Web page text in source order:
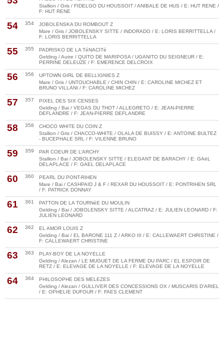
Stallion / Gris / FIDELGO DU HOUSSOIT / ANIBALE DE HUS / E: HUT RENE /
F: HUT RENE
54 354
JOBOLENSKA DU ROMBOUT Z
Mare / Gris / JOBOLENSKY SITTE / INDORADO / E: LORIS BERRITTELLA /
F: LORIS BERRITTELLA
55 355
PADRISKO DE LA TéNACITé
Gelding / Autre / QUITO DE MARIPOSA / UGANITO DU SEIGNEUR / E:
PERRINE DELEUZE / F: EMERENCE DELCROIX
56 356
UPTOWN GIRL DE BELLIGNIES Z
Mare / Gris / UNTOUCHABLE / CHIN CHIN / E: CAROLINE MICHEZ ET
BRUNO VILLANI / F: CAROLINE MICHEZ
57 357
PIXEL DES SIX CENSES
Gelding / Bai / VEGAS DU THOT / ALLEGRETO / E: JEAN-PIERRE
DEFLANDRE / F: JEAN-PIERRE DEFLANDRE
58 358
CHOCO WHITE DU COIN Z
Stallion / Gris / CHACCO-WHITE / OLALA DE BUISSY / E: ANTOINE BULTEZ
- BUCEPHALE SRL / F: VILENNE BRUNO
59 359
PAR COEUR DE L’ARCHY
Stallion / Bai / JOBOLENSKY SITTE / ELEGANT DE BARACHY / E: GAëL
DELAPLACE / F: GAEL DELAPLACE
60 360
PEARL DU PONT-RIHEN
Mare / Bai / CASHPAID J & F / REXAR DU HOUSSOIT / E: PONTRIHEN SRL
/ F: PATRICK DONNAY
61 361
PATTON DE LA TOURNéE DU MOULIN
Gelding / Bai / JOBOLENSKY SITTE / ALCATRAZ / E: JULIEN LEONARD / F:
JULIEN LEONARD
62 362
EL AMOR LOUIS Z
Gelding / Bai / EL BARONE 111 Z / ARKO III / E: CALLEWAERT CHRISTINE /
F: CALLEWAERT CHRISTINE
63 363
PLAY-BOY DE LA NOYELLE
Gelding / Alezan / LE MUGUET DE LA FERME DU PARC / EL ESPOIR DE
RETZ / E: ELEVAGE DE LA NOYELLE / F: ELEVAGE DE LA NOYELLE
64 364
PHILOSOPHE DES MELEZES
Gelding / Alezan / GULLIVER DES CONCESSIONS OX / MUSCARIS D'ARIEL
/ E: OPHELIE DUFOUR / F: FAES CLEMENT